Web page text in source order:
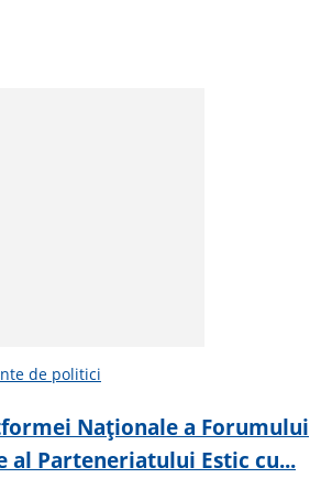
de politici
Naționale a Forumului
al Parteneriatului Estic cu...